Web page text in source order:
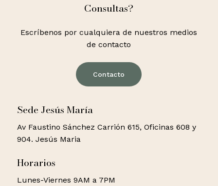
Consultas?
Escríbenos por cualquiera de nuestros medios
de contacto
Contacto
Sede Jesús María
Av Faustino Sánchez Carrión 615, Oficinas 608 y
904. Jesús Maria
Horarios
Lunes-Viernes 9AM a 7PM